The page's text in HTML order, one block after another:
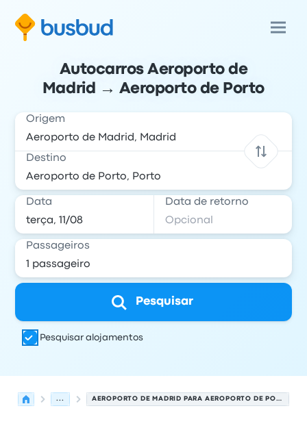
Autocarros Aeroporto de
Madrid → Aeroporto de Porto
Origem
Destino
Data Data de retorno
Passageiros
Pesquisar
Pesquisar alojamentos
... AEROPORTO DE MADRID PARA AEROPORTO DE PORTO